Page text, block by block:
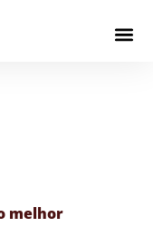
melhor